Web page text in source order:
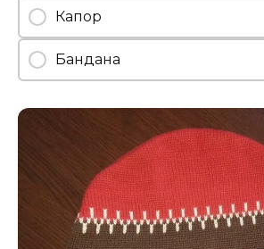
Капор
Бандана